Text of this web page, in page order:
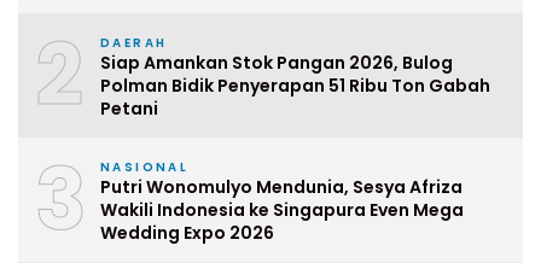
2 DAERAH
Siap Amankan Stok Pangan 2026, Bulog
Polman Bidik Penyerapan 51 Ribu Ton Gabah
Petani
3 NASIONAL
Putri Wonomulyo Mendunia, Sesya Afriza
Wakili Indonesia ke Singapura Even Mega
Wedding Expo 2026